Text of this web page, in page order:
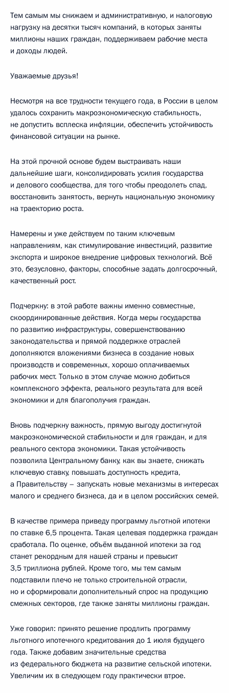
Тем самым мы снижаем и административную, и налоговую
нагрузку на десятки тысяч компаний, в которых заняты
миллионы наших граждан, поддерживаем рабочие места
и доходы людей.
Уважаемые друзья!
Несмотря на все трудности текущего года, в России в целом
удалось сохранить макроэкономическую стабильность,
не допустить всплеска инфляции, обеспечить устойчивость
финансовой ситуации на рынке.
На этой прочной основе будем выстраивать наши
дальнейшие шаги, консолидировать усилия государства
и делового сообщества, для того чтобы преодолеть спад,
восстановить занятость, вернуть национальную экономику
на траекторию роста.
Намерены и уже действуем по таким ключевым
направлениям, как стимулирование инвестиций, развитие
экспорта и широкое внедрение цифровых технологий. Всё
это, безусловно, факторы, способные задать долгосрочный,
качественный рост.
Подчеркну: в этой работе важны именно совместные,
скоординированные действия. Когда меры государства
по развитию инфраструктуры, совершенствованию
законодательства и прямой поддержке отраслей
дополняются вложениями бизнеса в создание новых
производств и современных, хорошо оплачиваемых
рабочих мест. Только в этом случае можно добиться
комплексного эффекта, реального результата для всей
экономики и для благополучия граждан.
Вновь подчеркну важность, прямую выгоду достигнутой
макроэкономической стабильности и для граждан, и для
реального сектора экономики. Такая устойчивость
позволила Центральному банку, как вы знаете, снижать
ключевую ставку, повышать доступность кредита,
а Правительству – запускать новые механизмы в интересах
малого и среднего бизнеса, да и в целом российских семей.
В качестве примера приведу программу льготной ипотеки
по ставке 6,5 процента. Такая целевая поддержка граждан
сработала. По оценке, объём выданной ипотеки за год
станет рекордным для нашей страны и превысит
3,5 триллиона рублей. Кроме того, мы тем самым
подставили плечо не только строительной отрасли,
но и сформировали дополнительный спрос на продукцию
смежных секторов, где также заняты миллионы граждан.
Уже говорил: принято решение продлить программу
льготного ипотечного кредитования до 1 июля будущего
года. Также добавим значительные средства
из федерального бюджета на развитие сельской ипотеки.
Увеличим их в следующем году практически втрое.